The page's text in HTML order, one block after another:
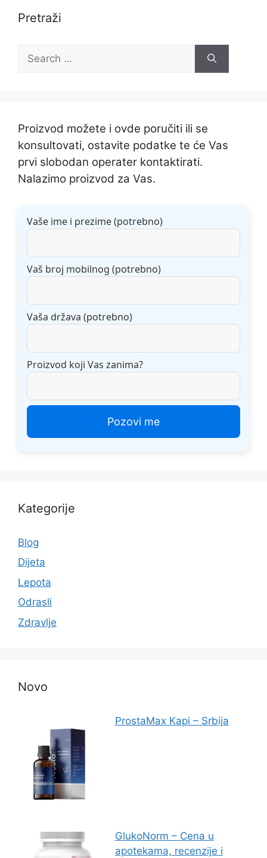
Pretraži
for:
Proizvod možete i ovde poručiti ili se
konsultovati, ostavite podatke te će Vas
prvi slobodan operater kontaktirati.
Nalazimo proizvod za Vas.
Vaše ime i prezime (potrebno)
Vaš broj mobilnog (potrebno)
Vaša država (potrebno)
Proizvod koji Vas zanima?
Kategorije
Blog
Dijeta
Lepota
Odrasli
Zdravlje
Novo
ProstaMax Kapi – Srbija
GlukoNorm – Cena u
apotekama, recenzije i